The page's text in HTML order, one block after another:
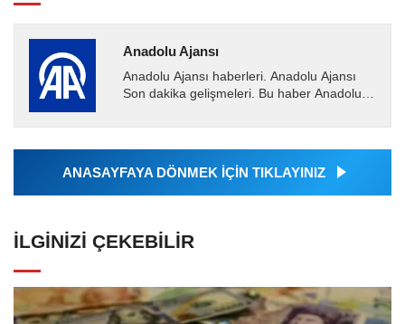
Anadolu Ajansı
Anadolu Ajansı haberleri. Anadolu Ajansı
Son dakika gelişmeleri. Bu haber Anadolu
Ajansı tarafından...
ANASAYFAYA DÖNMEK İÇİN TIKLAYINIZ
İLGINIZI ÇEKEBILIR